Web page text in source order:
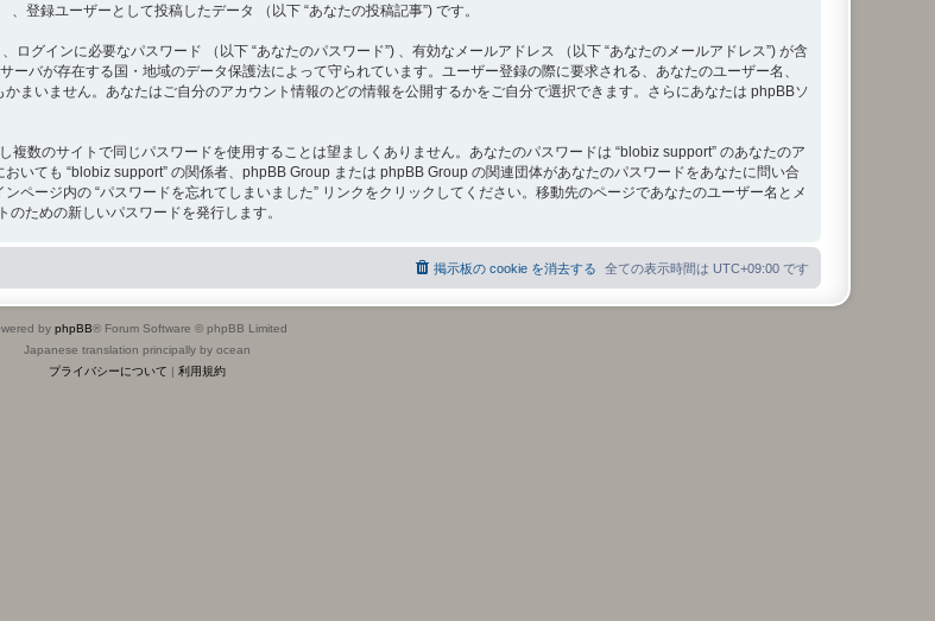
登録ユーザーとして投稿したデータ （以下 “あなたの投稿記事”) です。
グインに必要なパスワード （以下 “あなたのパスワード”) 、有効なメールアドレス （以下 “あなたのメールアドレス”) が含
バが存在する国・地域のデータ保護法によって守られています。ユーザー登録の際に要求される、あなたのユーザー名、
まいません。あなたはご自分のアカウント情報のどの情報を公開するかをご自分で選択できます。さらにあなたは phpBBソ
数のサイトで同じパスワードを使用することは望ましくありません。あなたのパスワードは “blobiz support” のあなたのア
いても “blobiz support” の関係者、phpBB Group または phpBB Group の関連団体があなたのパスワードをあなたに問い合
ページ内の “パスワードを忘れてしまいました” リンクをクリックしてください。移動先のページであなたのユーザー名とメ
ための新しいパスワードを発行します。
全ての表示時間は UTC+09:00 です
掲示板の cookie を消去する
by phpBB® Forum Software © phpBB Limited
Japanese translation principally by ocean
プライバシーについて | 利用規約